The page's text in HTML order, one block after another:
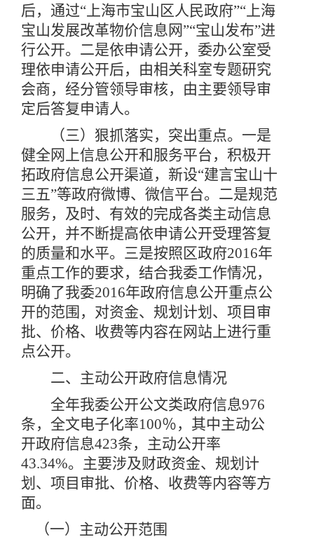
后，通过“上海市宝山区人民政府”“上海
宝山发展改革物价信息网”“宝山发布”进
行公开。二是依申请公开，委办公室受
理依申请公开后，由相关科室专题研究
会商，经分管领导审核，由主要领导审
定后答复申请人。
（三）狠抓落实，突出重点。一是
健全网上信息公开和服务平台，积极开
拓政府信息公开渠道，新设“建言宝山十
三五”等政府微博、微信平台。二是规范
服务，及时、有效的完成各类主动信息
公开，并不断提高依申请公开受理答复
的质量和水平。三是按照区政府2016年
重点工作的要求，结合我委工作情况，
明确了我委2016年政府信息公开重点公
开的范围，对资金、规划计划、项目审
批、价格、收费等内容在网站上进行重
点公开。
二、主动公开政府信息情况
全年我委公开公文类政府信息976
条，全文电子化率100％，其中主动公
开政府信息423条，主动公开率
43.34%。主要涉及财政资金、规划计
划、项目审批、价格、收费等内容等方
面。
（一）主动公开范围